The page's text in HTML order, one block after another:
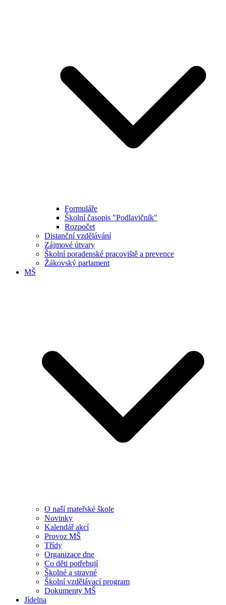
Formuláře
Školní časopis "Podlavičník"
Rozpočet
Distanční vzdělávání
Zájmové útvary
Školní poradenské pracoviště a prevence
Žákovský parlament
MŠ
O naší mateřské škole
Novinky
Kalendář akcí
Provoz MŠ
Třídy
Organizace dne
Co děti potřebují
Školné a stravné
Školní vzdělávací program
Dokumenty MŠ
Jídelna